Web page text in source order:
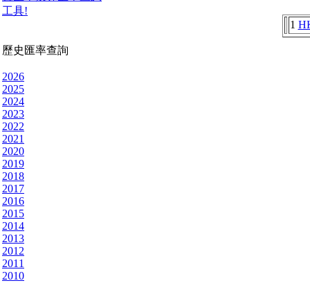
工具!
歷史匯率查詢
2026
2025
2024
2023
2022
2021
2020
2019
2018
2017
2016
2015
2014
2013
2012
2011
2010
1